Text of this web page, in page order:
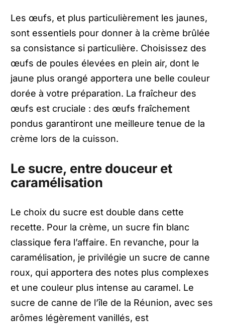
Les œufs, et plus particulièrement les jaunes,
sont essentiels pour donner à la crème brûlée
sa consistance si particulière. Choisissez des
œufs de poules élevées en plein air, dont le
jaune plus orangé apportera une belle couleur
dorée à votre préparation. La fraîcheur des
œufs est cruciale : des œufs fraîchement
pondus garantiront une meilleure tenue de la
crème lors de la cuisson.
Le sucre, entre douceur et
caramélisation
Le choix du sucre est double dans cette
recette. Pour la crème, un sucre fin blanc
classique fera l’affaire. En revanche, pour la
caramélisation, je privilégie un sucre de canne
roux, qui apportera des notes plus complexes
et une couleur plus intense au caramel. Le
sucre de canne de l’île de la Réunion, avec ses
arômes légèrement vanillés, est